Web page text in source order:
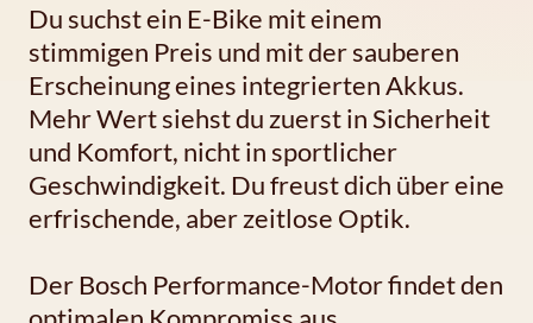
Du suchst ein E-Bike mit einem
stimmigen Preis und mit der sauberen
Erscheinung eines integrierten Akkus.
Mehr Wert siehst du zuerst in Sicherheit
und Komfort, nicht in sportlicher
Geschwindigkeit. Du freust dich über eine
erfrischende, aber zeitlose Optik.
Der Bosch Performance-Motor findet den